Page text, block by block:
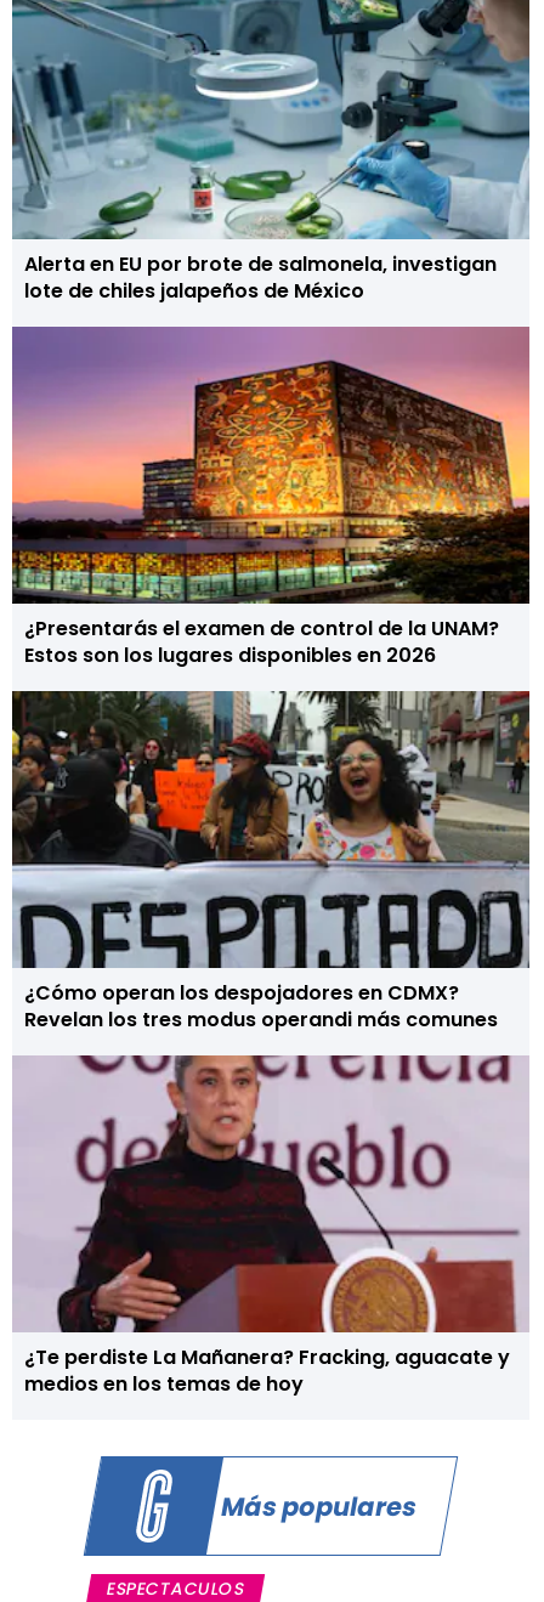
Alerta en EU por brote de salmonela, investigan
lote de chiles jalapeños de México
¿Presentarás el examen de control de la UNAM?
Estos son los lugares disponibles en 2026
¿Cómo operan los despojadores en CDMX?
Revelan los tres modus operandi más comunes
¿Te perdiste La Mañanera? Fracking, aguacate y
medios en los temas de hoy
Más populares
ESPECTACULOS